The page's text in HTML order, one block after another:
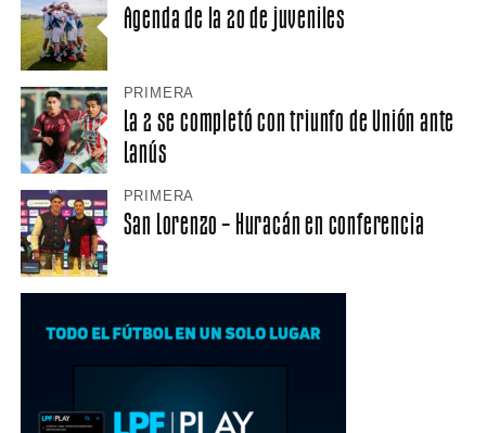
Agenda de la 20 de juveniles
PRIMERA
La 2 se completó con triunfo de Unión ante
Lanús
PRIMERA
San Lorenzo – Huracán en conferencia